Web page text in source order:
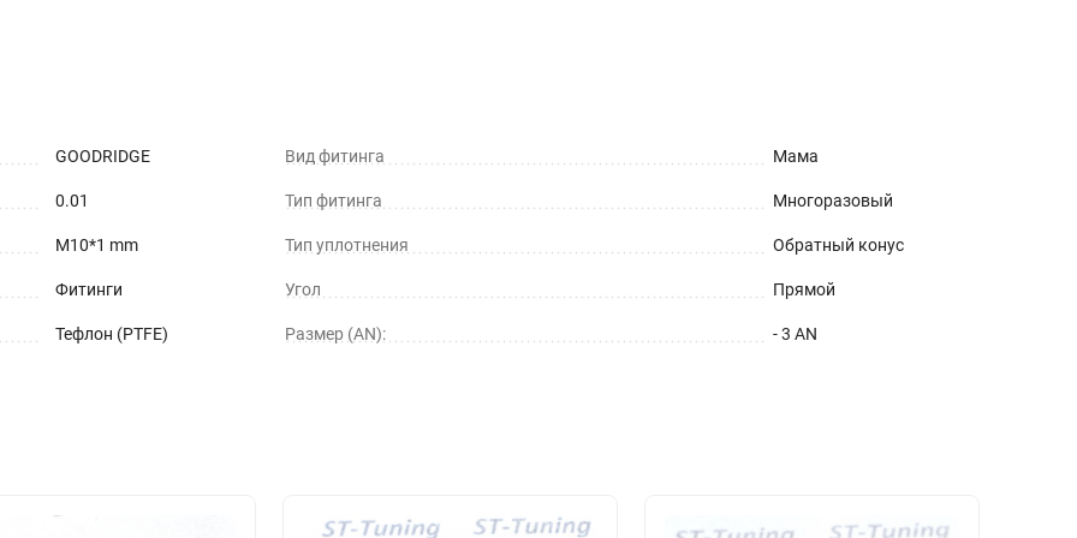
GOODRIDGE
0.01
M10*1 mm
Фитинги
Тефлон (PTFE)
Вид фитинга Мама
Тип фитинга Многоразовый
Тип уплотнения Обратный конус
Угол Прямой
Размер (AN): - 3 AN